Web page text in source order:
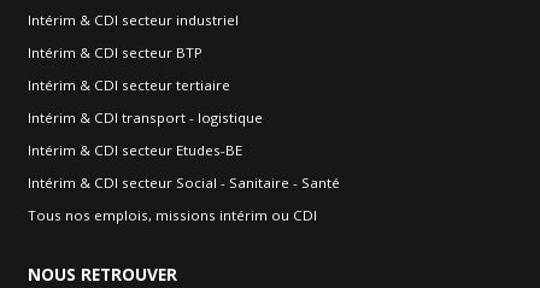
Intérim & CDI secteur industriel
Intérim & CDI secteur BTP
Intérim & CDI secteur tertiaire
Intérim & CDI transport - logistique
Intérim & CDI secteur Etudes-BE
Intérim & CDI secteur Social - Sanitaire - Santé
Tous nos emplois, missions intérim ou CDI
NOUS RETROUVER